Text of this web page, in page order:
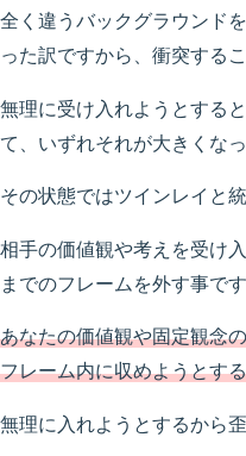
全く違うバックグラウンド
った訳ですから、衝突する
無理に受け入れようとする
て、いずれそれが大きくなっ
その状態ではツインレイと
相手の価値観や考えを受け
までのフレームを外す事です
あなたの価値観や固定観念
フレーム内に収めようとす
無理に入れようとするから